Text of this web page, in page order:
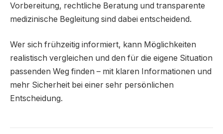
Vorbereitung, rechtliche Beratung und transparente
medizinische Begleitung sind dabei entscheidend.
Wer sich frühzeitig informiert, kann Möglichkeiten
realistisch vergleichen und den für die eigene Situation
passenden Weg finden – mit klaren Informationen und
mehr Sicherheit bei einer sehr persönlichen
Entscheidung.